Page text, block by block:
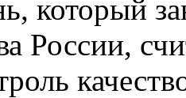
который
России,